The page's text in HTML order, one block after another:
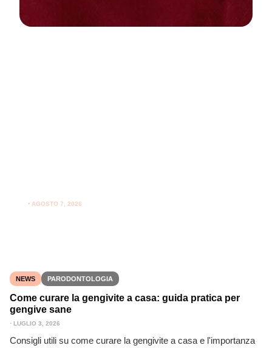
⋅ AGOSTO 7, 2026
NEWS PARODONTOLOGIA
Come curare la gengivite a casa: guida pratica per
gengive sane
⋅ LUGLIO 3, 2026
Consigli utili su come curare la gengivite a casa e l'importanza